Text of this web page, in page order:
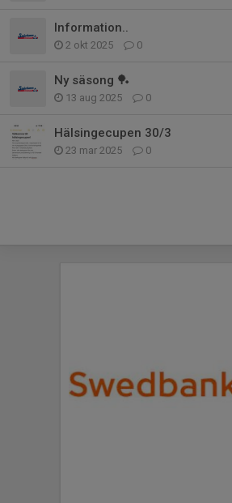
Information..
2 okt 2025 0
Ny säsong 🏓
13 aug 2025 0
Hälsingecupen 30/3
23 mar 2025 0